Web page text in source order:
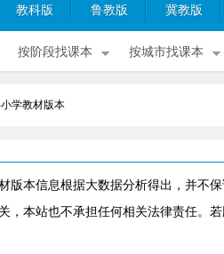
教科版 鲁教版 冀教版
按阶段找课本 按城市找课本
学教材版本
版本信息根据大数据分析得出，并不
，本站也不承担任何相关法律责任。